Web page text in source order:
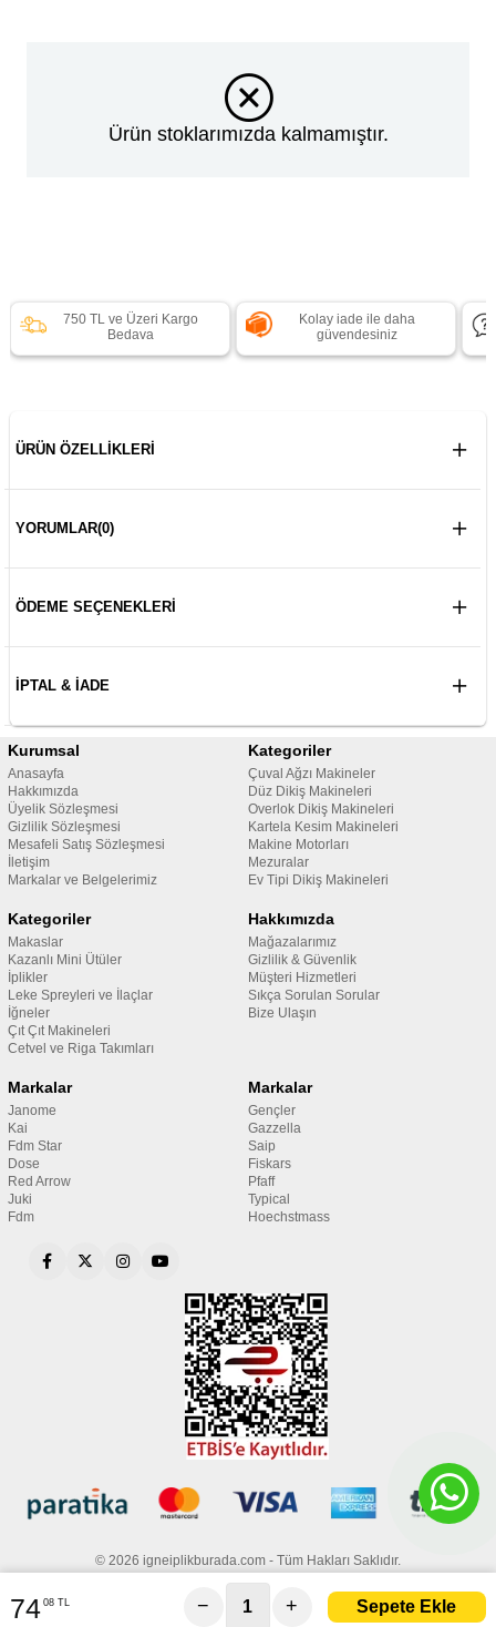
Ürün stoklarımızda kalmamıştır.
750 TL ve Üzeri Kargo
Bedava
Kolay iade ile daha
güvendesiniz
ÜRÜN ÖZELLIKLERI
YORUMLAR(0)
ÖDEME SEÇENEKLERI
İPTAL & İADE
Kurumsal
Anasayfa
Hakkımızda
Üyelik Sözleşmesi
Gizlilik Sözleşmesi
Mesafeli Satış Sözleşmesi
İletişim
Markalar ve Belgelerimiz
Kategoriler
Çuval Ağzı Makineler
Düz Dikiş Makineleri
Overlok Dikiş Makineleri
Kartela Kesim Makineleri
Makine Motorları
Mezuralar
Ev Tipi Dikiş Makineleri
Kategoriler
Makaslar
Kazanlı Mini Ütüler
İplikler
Leke Spreyleri ve İlaçlar
İğneler
Çıt Çıt Makineleri
Cetvel ve Riga Takımları
Hakkımızda
Mağazalarımız
Gizlilik & Güvenlik
Müşteri Hizmetleri
Sıkça Sorulan Sorular
Bize Ulaşın
Markalar
Janome
Kai
Fdm Star
Dose
Red Arrow
Juki
Fdm
Markalar
Gençler
Gazzella
Saip
Fiskars
Pfaff
Typical
Hoechstmass
© 2026 igneiplikburada.com - Tüm Hakları Saklıdır.
74 08 TL − +